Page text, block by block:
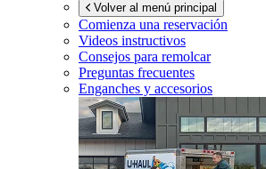
Volver al menú principal
Comienza una reservación
Videos instructivos
Consejos para remolcar
Preguntas frecuentes
Enganches y accesorios